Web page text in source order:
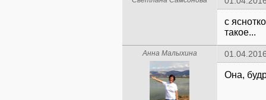
с
такое...
Анна Малыхина
Она,